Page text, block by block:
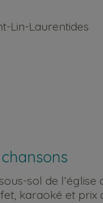
Lin-Laurentides
sol de
karaoké et prix